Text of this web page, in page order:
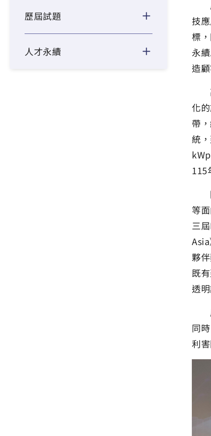
歷屆試題
人才永續
周
技
標
永
造
高
化
帶
統
115
回
等
三
夥
既
透
展
同
利